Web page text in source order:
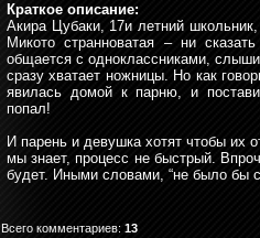
Краткое описание:
Акира Цубаки, 17и летний
Микото странноватая – ни
общается с одноклассниками,
сразу хватает ножницы. Но как
явилась домой к парню, и
попал!
И парень и девушка хотят чтобы их
мы знает, процесс не быстрый.
будет. Иными словами, “не было бы
Всего комментариев: 13